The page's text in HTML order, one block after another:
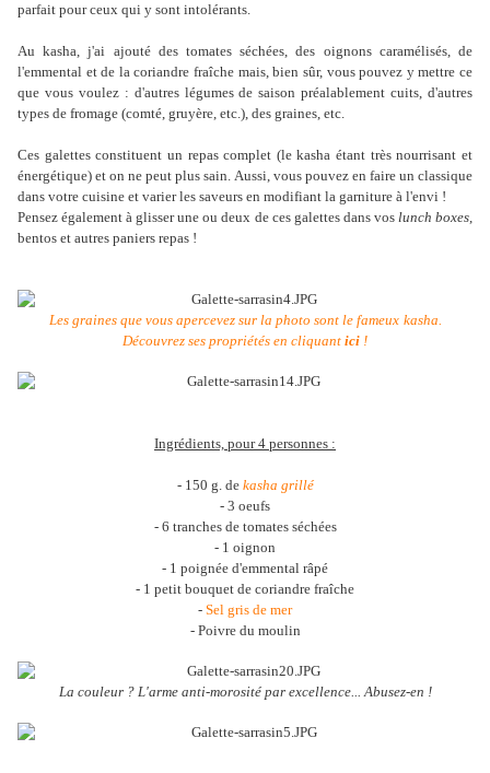
parfait pour ceux qui y sont intolérants.
Au kasha, j'ai ajouté des tomates séchées, des oignons caramélisés, de
l'emmental et de la coriandre fraîche mais, bien sûr, vous pouvez y mettre ce
que vous voulez : d'autres légumes de saison préalablement cuits, d'autres
types de fromage (comté, gruyère, etc.), des graines, etc.
Ces galettes constituent un repas complet (le kasha étant très nourrisant et
énergétique) et on ne peut plus sain. Aussi, vous pouvez en faire un classique
dans votre cuisine et varier les saveurs en modifiant la garniture à l'envi !
Pensez également à glisser une ou deux de ces galettes dans vos lunch boxes,
bentos et autres paniers repas !
Les graines que vous apercevez sur la photo sont le fameux kasha.
Découvrez ses propriétés en cliquant ici !
Ingrédients, pour 4 personnes :
- 150 g. de kasha grillé
- 3 oeufs
- 6 tranches de tomates séchées
- 1 oignon
- 1 poignée d'emmental râpé
- 1 petit bouquet de coriandre fraîche
- Sel gris de mer
- Poivre du moulin
La couleur ? L'arme anti-morosité par excellence... Abusez-en !